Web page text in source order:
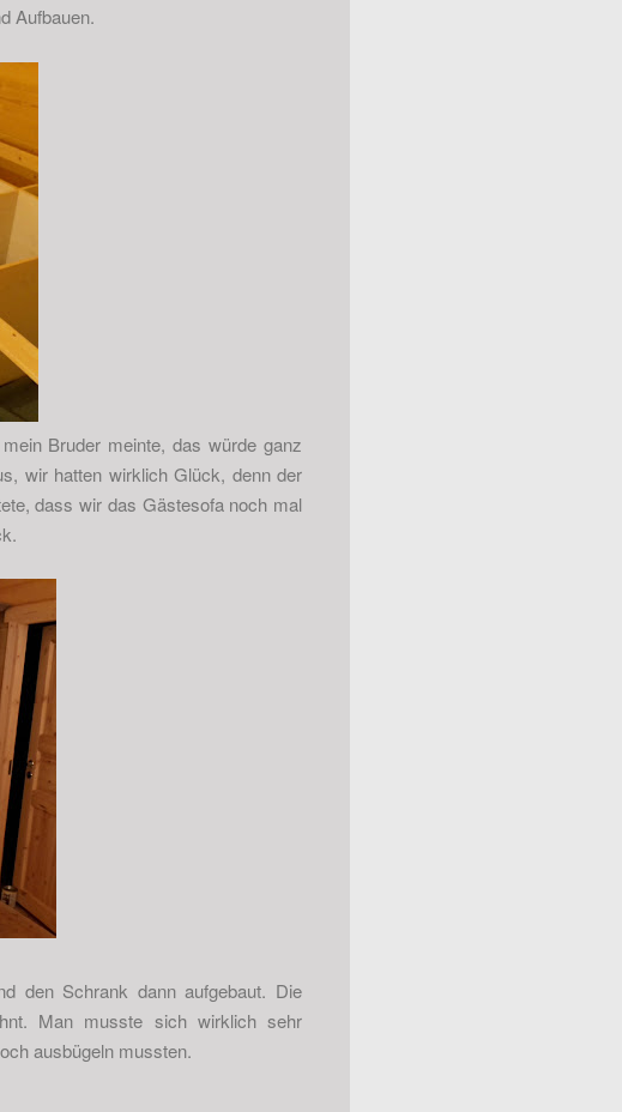
Aufbauen.
Bruder meinte, das würde ganz
wir hatten wirklich Glück, denn der
dass wir das Gästesofa noch mal
den Schrank dann aufgebaut. Die
Man musste sich wirklich sehr
ausbügeln mussten.